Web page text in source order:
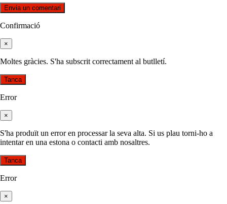
Confirmació
×
Moltes gràcies. S'ha subscrit correctament al butlletí.
Tanca
Error
×
S'ha produït un error en processar la seva alta. Si us plau torni-ho a
intentar en una estona o contacti amb nosaltres.
Tanca
Error
×